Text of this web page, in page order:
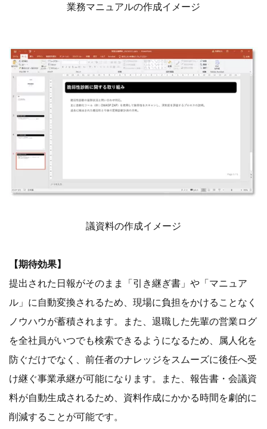
業務マニュアルの作成イメージ
議資料の作成イメージ
【期待効果】
提出された日報がそのまま「引き継ぎ書」や「マニュア
ル」に自動変換されるため、現場に負担をかけることなく
ノウハウが蓄積されます。また、退職した先輩の営業ログ
を全社員がいつでも検索できるようになるため、属人化を
防ぐだけでなく、前任者のナレッジをスムーズに後任へ受
け継ぐ事業承継が可能になります。また、報告書・会議資
料が自動生成されるため、資料作成にかかる時間を劇的に
削減することが可能です。